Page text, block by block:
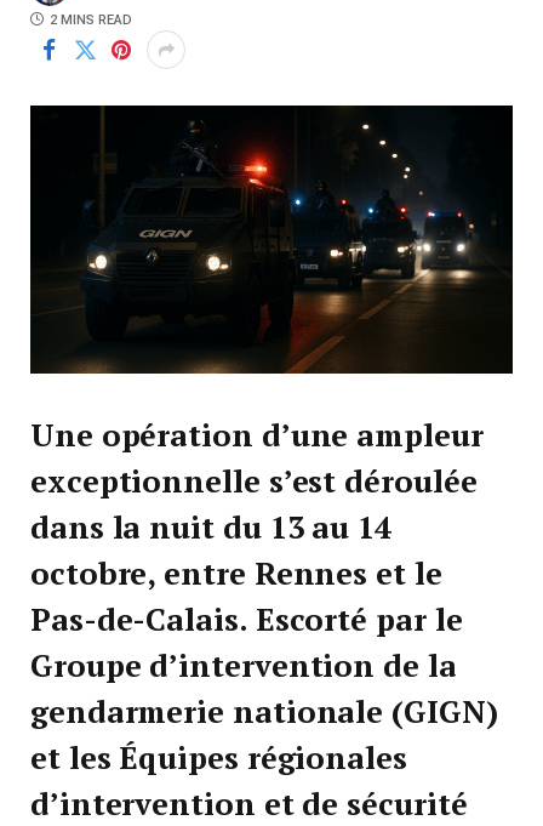
2 MINS READ
Une opération d’une ampleur
exceptionnelle s’est déroulée
dans la nuit du 13 au 14
octobre, entre Rennes et le
Pas-de-Calais. Escorté par le
Groupe d’intervention de la
gendarmerie nationale (GIGN)
et les Équipes régionales
d’intervention et de sécurité